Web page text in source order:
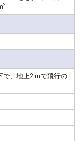
2
、地上2 mで飛行の